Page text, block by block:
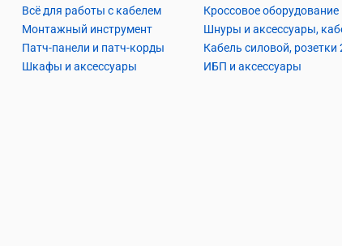
Всё для работы с кабелем
Монтажный инструмент
Патч-панели и патч-корды
Шкафы и аксессуары
Кроссовое оборудование
ИБП и аксессуары